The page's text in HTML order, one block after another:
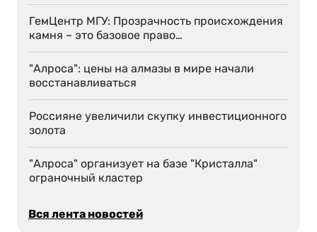
ГемЦентр МГУ: Прозрачность происхождения
камня – это базовое право…
"Алроса": цены на алмазы в мире начали
восстанавливаться
Россияне увеличили скупку инвестиционного
золота
"Алроса" организует на базе "Кристалла"
ограночный кластер
Вся лента новостей